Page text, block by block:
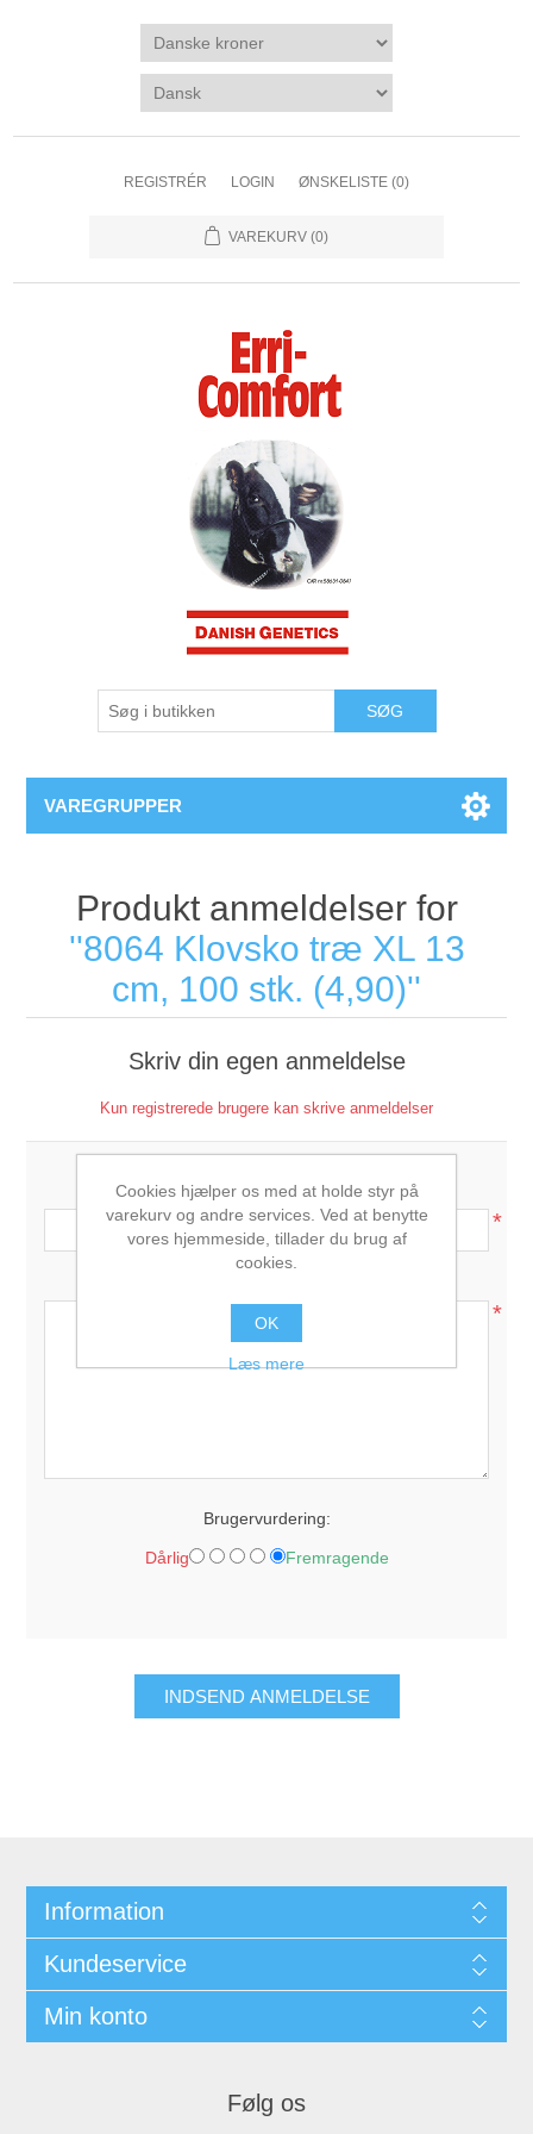
REGISTRÉR LOGIN ØNSKELISTE (0)
VAREKURV (0)
VAREGRUPPER
Produkt anmeldelser for
8064 Klovsko træ XL 13
cm, 100 stk. (4,90)
Skriv din egen anmeldelse
Kun registrerede brugere kan skrive anmeldelser
Anmeldelse titel:
*
*
Brugervurdering:
Dårlig Fremragende
Information
Kundeservice
Min konto
Følg os
Cookies hjælper os med at holde styr på
varekurv og andre services. Ved at benytte
vores hjemmeside, tillader du brug af
cookies.
OK
Læs mere